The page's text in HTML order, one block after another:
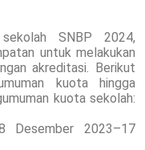
SNBP 2024,
untuk melakukan
akreditasi. Berikut
kuota hingga
kuota sekolah:
Desember 2023–17